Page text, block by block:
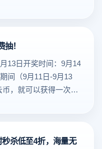
仅是购物节，更是企
技术实力为盾，钜惠
点线！活动咨询：客
需求！云登浏览器——
地管理多个账号
！
13日开奖时间：9月14
间（9月11日-9月13
，就可以获得一次幸
币，错过可就没机会
杀低至4折，海量无